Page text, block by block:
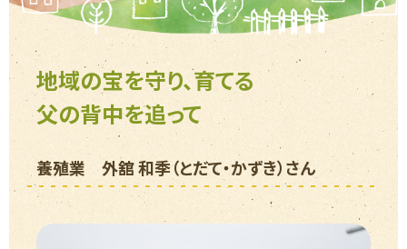
地域の宝を守り、育てる
父の背中を追って
養殖業 外舘 和季（とだて・かずき）さん